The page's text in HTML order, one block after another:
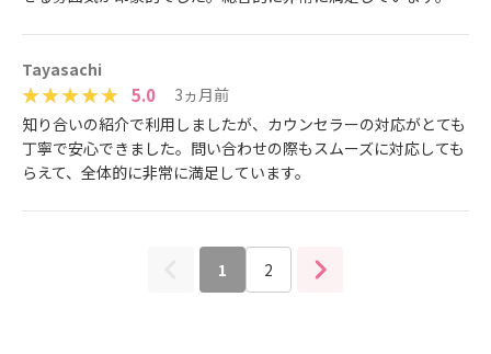
Tayasachi
5.0
3ヵ月前
​‌‌​​​‌​‍​​‌‌‌​​​‍​‌‌​​‌​​‍​​‌‌​‌‌​‍​​‌‌​‌‌​‍​​‌‌​‌​​‍​‌‌​​‌​​‍​‌‌​​‌‌​‍​‌‌​​​‌​‍​‌‌​​‌​​知り合いの紹介で利用しましたが、カウンセラーの対応がとても
丁寧で安心できました。問い合わせの際もスムーズに対応しても
らえて、全体的に非常に満足しています。
1 2